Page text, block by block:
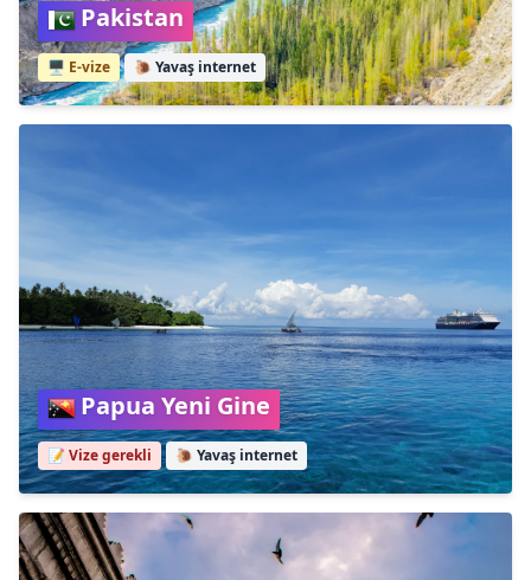
Pakistan
🖥️ E-vize 🐌 Yavaş internet
Papua Yeni Gine
📝 Vize gerekli 🐌 Yavaş internet